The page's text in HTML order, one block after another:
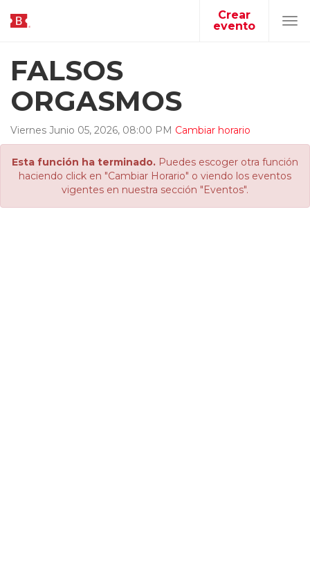
Crear
evento
FALSOS
ORGASMOS
Viernes Junio 05, 2026, 08:00 PM Cambiar horario
Esta función ha terminado. Puedes escoger otra función
haciendo click en "Cambiar Horario" o viendo los eventos
vigentes en nuestra sección "Eventos".